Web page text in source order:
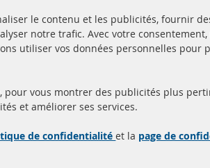
Toutes les pièces sont
homologuées avec la
d'homologation e
le contenu et les publicités, fournir
notre trafic. Avec votre
utiliser vos données personnelles pour
pour vous montrer des publicités plus
et améliorer ses services.
de confidentialitéet la page de